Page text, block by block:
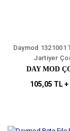
Daymod 1321001
Jartiyer
DAY MOD
105,05 TL +